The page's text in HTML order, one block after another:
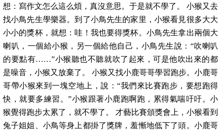
想：寫作文怎么這么煩，真沒意思。于是就不學了。 小猴又去
找小鳥先生學樂器。到了小鳥先生的家里，小猴看見很多大大
小小的獎杯，就想：哇！我也要得獎杯。小鳥先生拿出兩個大
喇叭，一個給小猴，另一個給他自己，小鳥先生說：“吹喇叭
的要點有……”小猴聽也不聽就吹了起來，可是他吹出來的都
是噪音，小猴又放棄了。 小猴又找小鹿哥哥學習跑步。小鹿哥
哥帶小猴來到一塊空地上，說：“我們來比賽跑步，要想跑得
快，就要多練習。”小猴跟著小鹿跑啊跑，累得氣喘吁吁。小
猴覺得跑步太累了，就不學了。 才藝比賽頒獎會上，小猴看到
兔子姐姐、小鳥等身上都掛了獎牌，羞慚地低下了頭。小鹿哥